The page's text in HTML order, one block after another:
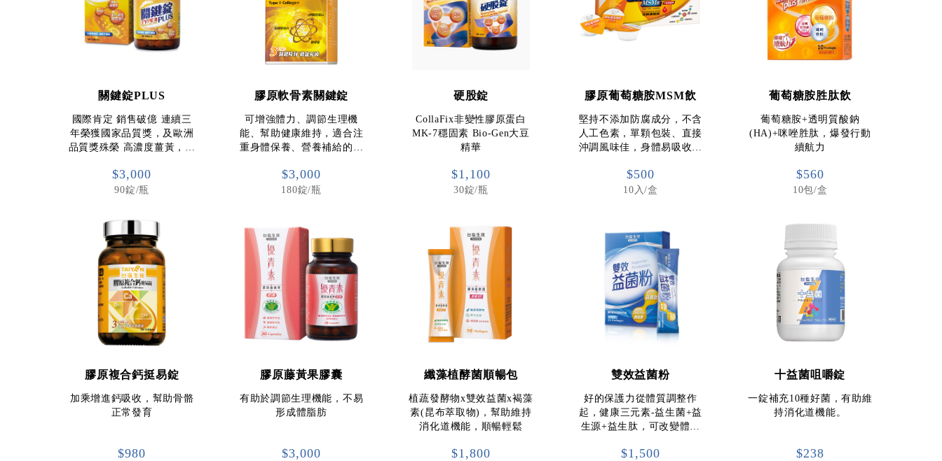
關鍵錠PLUS
國際肯定 銷售破億 連續三
年榮獲國家品質獎，及歐洲
品質獎殊榮 高濃度薑黃，…
$3,000
90錠/瓶
膠原軟骨素關鍵錠
可增強體力、調節生理機
能、幫助健康維持，適合注
重身體保養、營養補給的…
$3,000
180錠/瓶
硬股錠
CollaFix非變性膠原蛋白
MK-7穩固素 Bio-Gen大豆
精華
$1,100
30錠/瓶
膠原葡萄糖胺MSM飲
堅持不添加防腐成分，不含
人工色素，單顆包裝、直接
沖調風味佳，身體易吸收…
$500
10入/盒
葡萄糖胺胜肽飲
葡萄糖胺+透明質酸鈉
(HA)+咪唑胜肽，爆發行動
續航力
$560
10包/盒
膠原複合鈣挺易錠
加乘增進鈣吸收，幫助骨骼
正常發育
$980
膠原藤黃果膠囊
有助於調節生理機能，不易
形成體脂肪
$3,000
纖藻植酵菌順暢包
植蔬發酵物x雙效益菌x褐藻
素(昆布萃取物)，幫助維持
消化道機能，順暢輕鬆
$1,800
雙效益菌粉
好的保護力從體質調整作
起，健康三元素-益生菌+益
生源+益生肽，可改變體…
$1,500
十益菌咀嚼錠
一錠補充10種好菌，有助維
持消化道機能。
$238